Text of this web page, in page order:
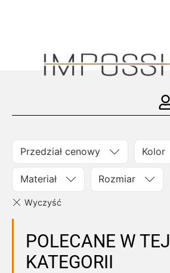
Przedział cenowy Kolor
Materiał Rozmiar
POLECANE W TEJ
KATEGORII